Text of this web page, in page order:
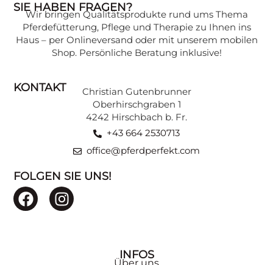
Wissen, das Ihr Pferd gesund hält:
Expertenwissen zu verschiedenen
Themen, verständlich erklärt, finden Sie in
unserer Beratungsecke.
ZU DEN BEITRÄGEN
SIE HABEN FRAGEN?
Wir bringen Qualitätsprodukte rund ums Thema
Pferdefütterung, Pflege und Therapie zu Ihnen ins
Haus – per Onlineversand oder mit unserem mobilen
Shop. Persönliche Beratung inklusive!
KONTAKT
Christian Gutenbrunner
Oberhirschgraben 1
4242 Hirschbach b. Fr.
+43 664 2530713
office@pferdperfekt.com
FOLGEN SIE UNS!
INFOS